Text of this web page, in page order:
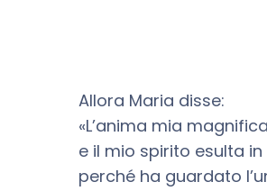
Allora Maria disse:
«L’anima mia
e il mio spirito esulta
perché ha guardato